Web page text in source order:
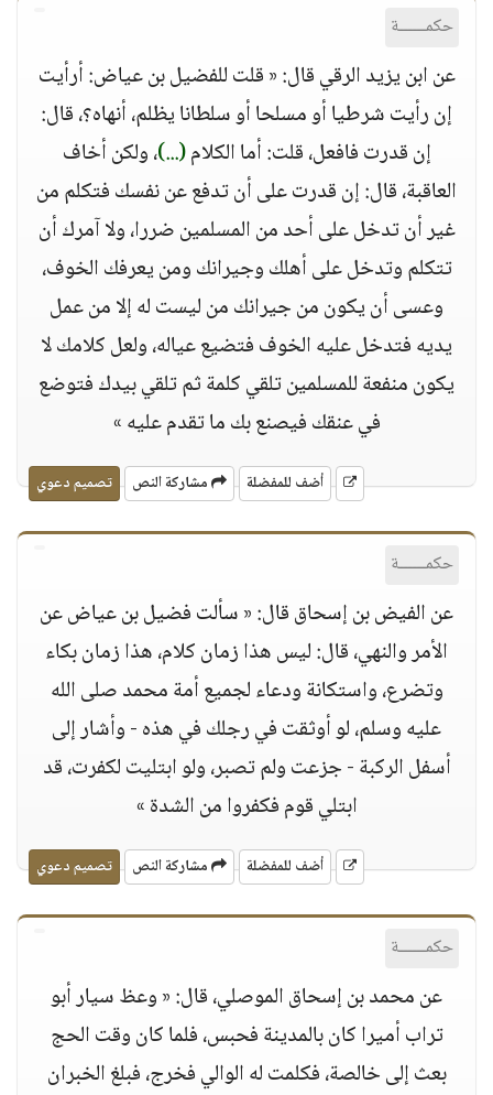
حكمــــــة
عن ابن يزيد الرقي قال: « قلت للفضيل بن عياض: أرأيت
إن رأيت شرطيا أو مسلحا أو سلطانا يظلم، أنهاه؟، قال:
إن قدرت فافعل، قلت: أما الكلام(...)، ولكن أخاف
العاقبة، قال: إن قدرت على أن تدفع عن نفسك فتكلم من
غير أن تدخل على أحد من المسلمين ضررا، ولا آمرك أن
تتكلم وتدخل على أهلك وجيرانك ومن يعرفك الخوف،
وعسى أن يكون من جيرانك من ليست له إلا من عمل
يديه فتدخل عليه الخوف فتضيع عياله، ولعل كلامك لا
يكون منفعة للمسلمين تلقي كلمة ثم تلقي بيدك فتوضع
في عنقك فيصنع بك ما تقدم عليه »
أضف للمفضلة مشاركة النص تصميم دعوي
حكمــــــة
عن الفيض بن إسحاق قال: « سألت فضيل بن عياض عن
الأمر والنهي، قال: ليس هذا زمان كلام، هذا زمان بكاء
وتضرع، واستكانة ودعاء لجميع أمة محمد صلى الله
عليه وسلم، لو أوثقت في رجلك في هذه - وأشار إلى
أسفل الركبة - جزعت ولم تصبر، ولو ابتليت لكفرت، قد
ابتلي قوم فكفروا من الشدة »
أضف للمفضلة مشاركة النص تصميم دعوي
حكمــــــة
عن محمد بن إسحاق الموصلي، قال: « وعظ سيار أبو
تراب أميرا كان بالمدينة فحبس، فلما كان وقت الحج
بعث إلى خالصة، فكلمت له الوالي فخرج، فبلغ الخبران